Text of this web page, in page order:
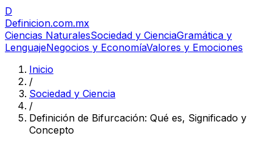
D
Definicion.com.mx
Ciencias NaturalesSociedad y CienciaGramática y
LenguajeNegocios y EconomíaValores y Emociones
Inicio
/
Sociedad y Ciencia
/
Definición de Bifurcación: Qué es, Significado y
Concepto